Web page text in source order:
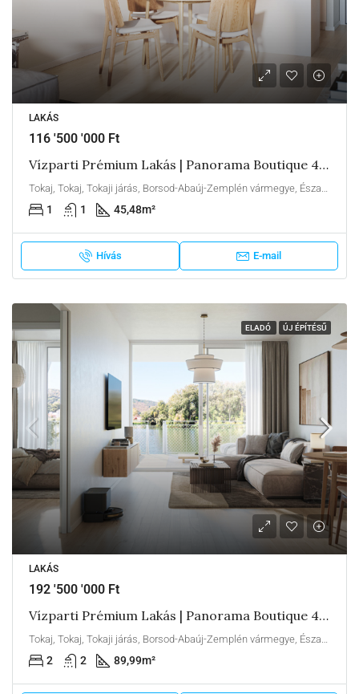
LAKÁS
116 '500 '000 Ft
Vízparti Prémium Lakás | Panorama Boutique 49 C1
1 1 45,48m²
Hívás E-mail
ELADÓ ÚJ ÉPÍTÉSŰ
LAKÁS
192 '500 '000 Ft
Vízparti Prémium Lakás | Panorama Boutique 49 B1
Tokaj, Tokaj, Tokaji járás, Borsod-Abaúj-Zemplén vármegye, Észak-Magyarország, Alföld és Észak, Magyarország
2 2 89,99m²